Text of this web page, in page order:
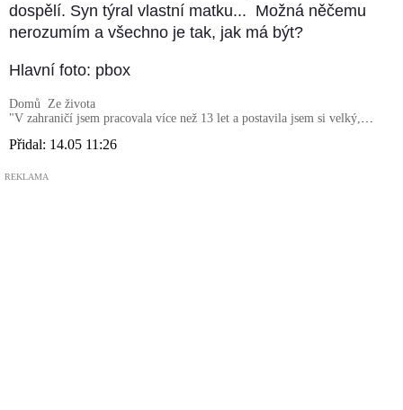
dospělí. Syn týral vlastní matku... Možná něčemu
nerozumím a všechno je tak, jak má být?
Hlavní foto: pbox
Domů
Ze života
"V zahraničí jsem pracovala více než 13 let a postavila jsem si velký,
synem a jeho ženou
Přidal: 14.05 11:26
REKLAMA